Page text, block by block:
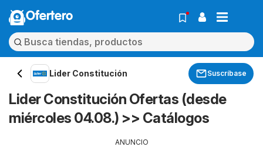
Ofertero
Lider Constitución Suscríbase
Lider Constitución Ofertas (desde
miércoles 04.08.) >> Catálogos
ANUNCIO